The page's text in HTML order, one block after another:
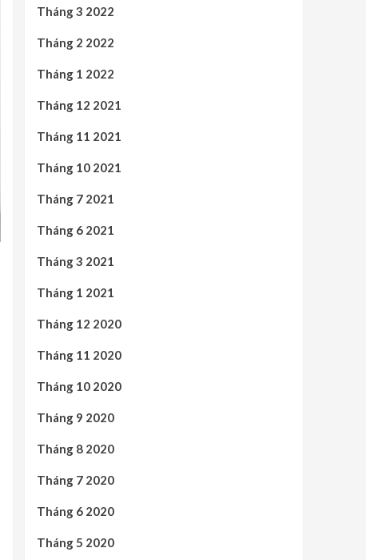
Tháng 3 2022
Tháng 2 2022
Tháng 1 2022
Tháng 12 2021
Tháng 11 2021
Tháng 10 2021
Tháng 7 2021
Tháng 6 2021
Tháng 3 2021
Tháng 1 2021
Tháng 12 2020
Tháng 11 2020
Tháng 10 2020
Tháng 9 2020
Tháng 8 2020
Tháng 7 2020
Tháng 6 2020
Tháng 5 2020